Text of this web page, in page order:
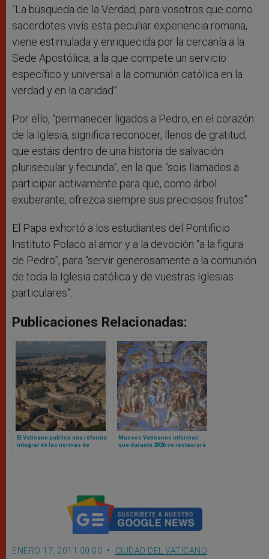
“La búsqueda de la Verdad, para vosotros que como
sacerdotes vivís esta peculiar experiencia romana,
viene estimulada y enriquecida por la cercanía a la
Sede Apostólica, a la que compete un servicio
específico y universal a la comunión católica en la
verdad y en la caridad”.
Por ello, “permanecer ligados a Pedro, en el corazón
de la Iglesia, significa reconocer, llenos de gratitud,
que estáis dentro de una historia de salvación
plurisecular y fecunda”, en la que “sois llamados a
participar activamente para que, como árbol
exuberante, ofrezca siempre sus preciosos frutos”.
El Papa exhortó a los estudiantes del Pontificio
Instituto Polaco al amor y a la devoción “a la figura
de Pedro”, para “servir generosamente a la comunión
de toda la Iglesia católica y de vuestras Iglesias
particulares”.
Publicaciones Relacionadas:
El Vaticano publica una reforma
integral de las normas de
Museos Vaticanos informan
que durante 2026 se restaurará
el Juicio Final de Miguel Ángel
ENERO 17, 2011 00:00 CIUDAD DEL VATICANO